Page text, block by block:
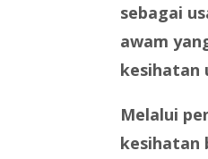
sebagai
awam
kesihatan
Melalui
kesihatan